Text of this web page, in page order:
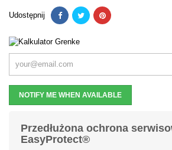
Udostępnij
NOTIFY ME WHEN AVAILABLE
Przedłużona ochrona
EasyProtect®